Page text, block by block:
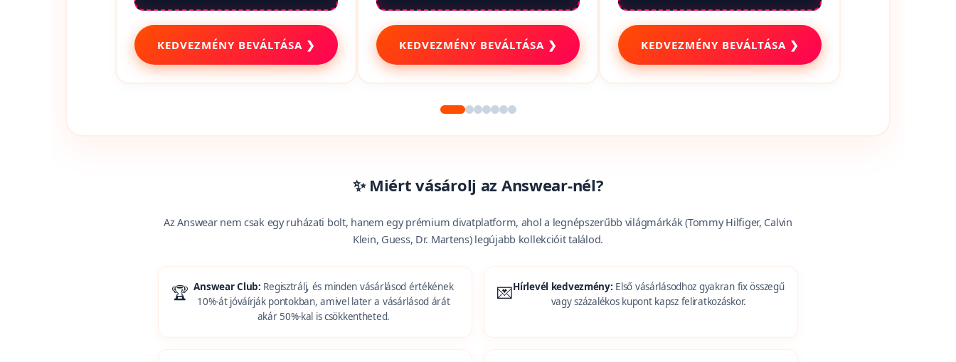
KEDVEZMÉNY BEVÁLTÁSA ❯ KEDVEZMÉNY BEVÁLTÁSA ❯ KEDVEZMÉNY BEVÁLTÁSA ❯
✨ Miért vásárolj az Answear-nél?
Az Answear nem csak egy ruházati bolt, hanem egy prémium divatplatform, ahol a legnépszerűbb világmárkák (Tommy Hilfiger, Calvin
Klein, Guess, Dr. Martens) legújabb kollekcióit találod.
🏆 Answear Club: Regisztrálj, és minden vásárlásod értékének
10%-át jóváírják pontokban, amivel later a vásárlásod árát
akár 50%-kal is csökkentheted.
💌Hírlevél kedvezmény: Első vásárlásodhoz gyakran fix összegű
vagy százalékos kupont kapsz feliratkozáskor.